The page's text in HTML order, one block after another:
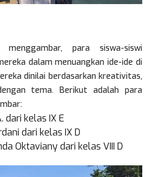
para siswa-siswi
dalam menuangkan ide-ide di
dinilai berdasarkan kreativitas,
tema. Berikut adalah para
dari kelas IX E
dari kelas IX D
Oktaviany dari kelas VIII D